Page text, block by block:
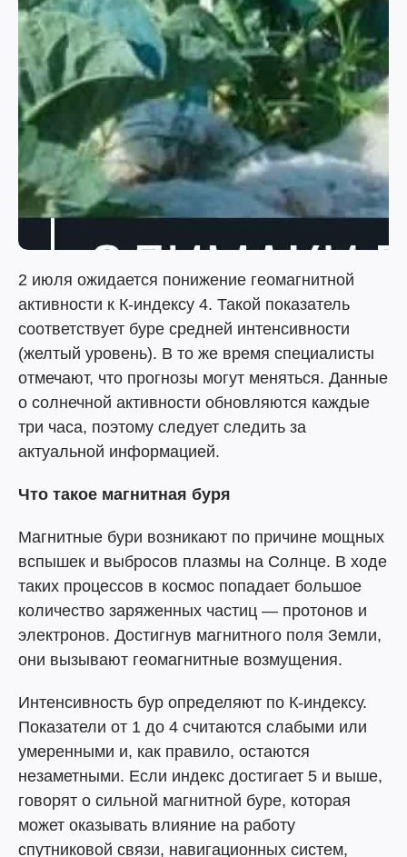
2 июля ожидается понижение геомагнитной
активности к К-индексу 4. Такой показатель
соответствует буре средней интенсивности
(желтый уровень). В то же время специалисты
отмечают, что прогнозы могут меняться. Данные
о солнечной активности обновляются каждые
три часа, поэтому следует следить за
актуальной информацией.
Что такое магнитная буря
Магнитные бури возникают по причине мощных
вспышек и выбросов плазмы на Солнце. В ходе
таких процессов в космос попадает большое
количество заряженных частиц — протонов и
электронов. Достигнув магнитного поля Земли,
они вызывают геомагнитные возмущения.
Интенсивность бур определяют по К-индексу.
Показатели от 1 до 4 считаются слабыми или
умеренными и, как правило, остаются
незаметными. Если индекс достигает 5 и выше,
говорят о сильной магнитной буре, которая
может оказывать влияние на работу
спутниковой связи, навигационных систем,